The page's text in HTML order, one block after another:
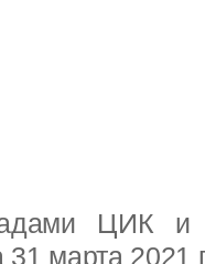
ЦИК
31 марта 2021